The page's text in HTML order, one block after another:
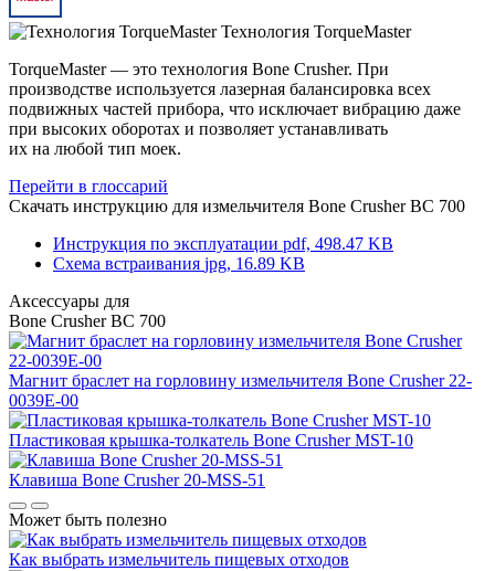
Технология TorqueMaster
TorqueMaster — это технология Bone Crusher. При
производстве используется лазерная балансировка всех
подвижных частей прибора, что исключает вибрацию даже
при высоких оборотах и позволяет устанавливать
их на любой тип моек.
Перейти в глоссарий
Скачать инструкцию для измельчителя Bone Crusher BC 700
Инструкция по эксплуатации pdf, 498.47 KB
Схема встраивания jpg, 16.89 KB
Аксессуары для
Bone Crusher BC 700
Магнит браслет на горловину измельчителя Bone Crusher 22-
0039E-00
Пластиковая крышка-толкатель Bone Crusher MST-10
Клавиша Bone Crusher 20-MSS-51
Может быть полезно
Как выбрать измельчитель пищевых отходов